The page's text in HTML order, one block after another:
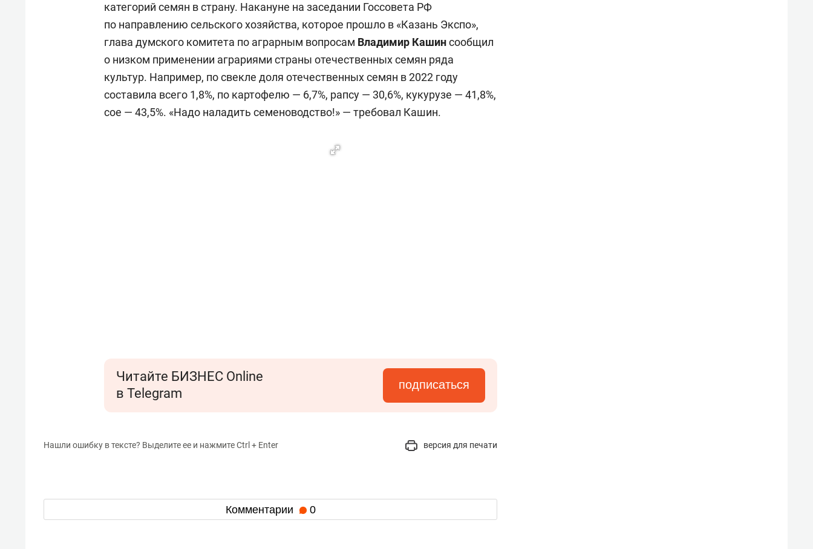
категорий семян в страну. Накануне на заседании Госсовета РФ
по направлению сельского хозяйства, которое прошло в «Казань Экспо»,
глава думского комитета по аграрным вопросам Владимир Кашинсообщил
о низком применении аграриями страны отечественных семян ряда
культур. Например, по свекле доля отечественных семян в 2022 году
составила всего 1,8%, по картофелю — 6,7%, рапсу — 30,6%, кукурузе — 41,8%,
сое — 43,5%. «Надо наладить семеноводство!» — требовал Кашин.
Читайте БИЗНЕС Online
в Telegram
подписаться
Нашли ошибку в тексте? Выделите ее и нажмите Ctrl + Enter версия для печати
Комментарии 0